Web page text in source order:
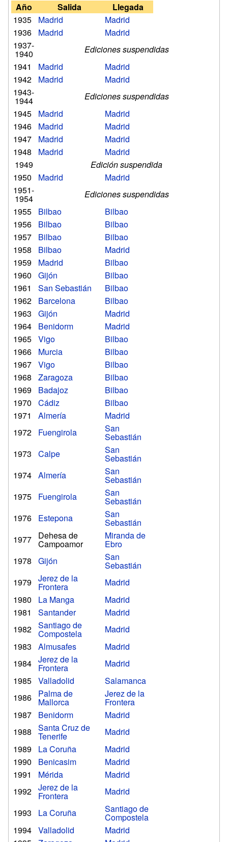
Año Salida
Llegada
1935
Madrid
Madrid
1936
Madrid
Madrid
1937-
1940
Ediciones suspendidas
1941
Madrid
Madrid
1942
Madrid
Madrid
1943-
1944
Ediciones suspendidas
1945
Madrid
Madrid
1946
Madrid
Madrid
1947
Madrid
Madrid
1948
Madrid
Madrid
1949
Edición suspendida
1950
Madrid
Madrid
1951-
1954
Ediciones suspendidas
1955
Bilbao
Bilbao
1956
Bilbao
Bilbao
1957
Bilbao
Bilbao
1958
Bilbao
Madrid
1959
Madrid
Bilbao
1960
Gijón
Bilbao
1961
San Sebastián
Bilbao
1962
Barcelona
Bilbao
1963
Gijón
Madrid
1964
Benidorm
Madrid
1965 Vigo
Bilbao
1966
Murcia
Bilbao
1967 Vigo
Bilbao
1968
Zaragoza
Bilbao
1969
Badajoz
Bilbao
1970
Cádiz
Bilbao
1971
Almería
Madrid
1972
Fuengirola San
Sebastián
1973
Calpe San
Sebastián
1974 Almería San
Sebastián
1975
Fuengirola San
Sebastián
1976
Estepona San
Sebastián
1977
Dehesa de
Campoamor
Miranda de
Ebro
1978
Gijón San
Sebastián
1979 Jerez de la
Frontera
Madrid
1980
La Manga
Madrid
1981
Santander
Madrid
1982 Santiago de
Compostela
Madrid
1983
Almusafes
Madrid
1984 Jerez de la
Frontera
Madrid
1985 Valladolid
Salamanca
1986
Palma de
Mallorca
Jerez de la
Frontera
1987
Benidorm
Madrid
1988
Santa Cruz de
Tenerife
Madrid
1989
La Coruña
Madrid
1990
Benicasim
Madrid
1991
Mérida
Madrid
1992 Jerez de la
Frontera
Madrid
1993
La Coruña Santiago de
Compostela
1994 Valladolid
Madrid